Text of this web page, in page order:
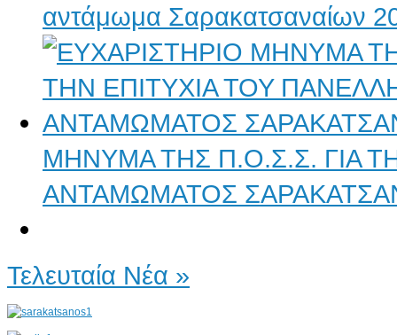
αντάμωμα Σαρακατσαναίων
ΜΗΝΥΜΑ ΤΗΣ Π.Ο.Σ.Σ. ΓΙΑ
ΑΝΤΑΜΩΜΑΤΟΣ
Τελευταία Νέα »